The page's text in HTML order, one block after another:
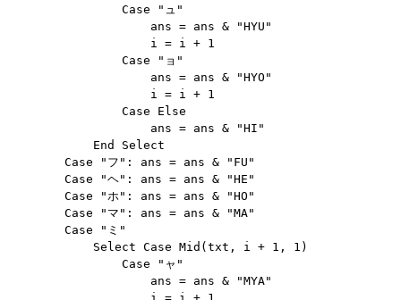
                Case "ュ"
                    ans = ans & "HYU"
                    i = i + 1
                Case "ョ"
                    ans = ans & "HYO"
                    i = i + 1
                Case Else
                    ans = ans & "HI"
            End Select
        Case "フ": ans = ans & "FU"
        Case "ヘ": ans = ans & "HE"
        Case "ホ": ans = ans & "HO"
        Case "マ": ans = ans & "MA"
        Case "ミ"
            Select Case Mid(txt, i + 1, 1)
                Case "ャ"
                    ans = ans & "MYA"